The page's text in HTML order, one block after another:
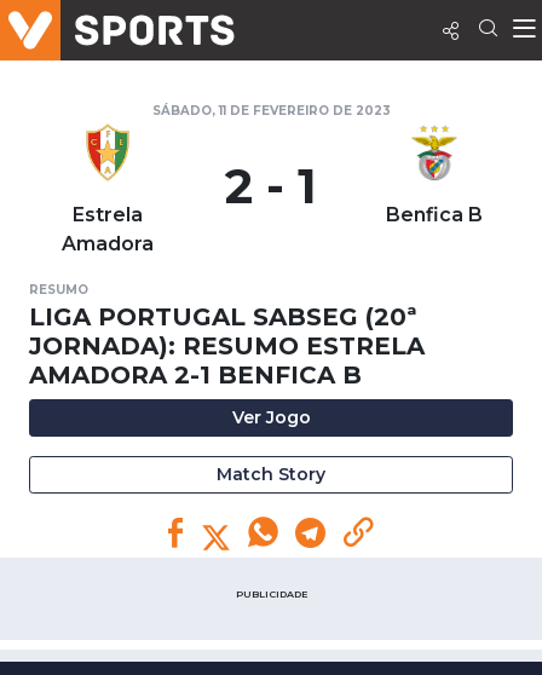
SÁBADO, 11 DE FEVEREIRO DE 2023
Estrela
Amadora
2 - 1 Benfica B
RESUMO
LIGA PORTUGAL SABSEG (20ª
JORNADA): RESUMO ESTRELA
AMADORA 2-1 BENFICA B
Ver Jogo
Match Story
PUBLICIDADE